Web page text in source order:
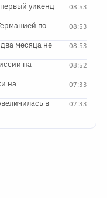
08:53
уикенд
08:53
по
08:53
месяца не
08:52
на
07:33
на
07:33
в